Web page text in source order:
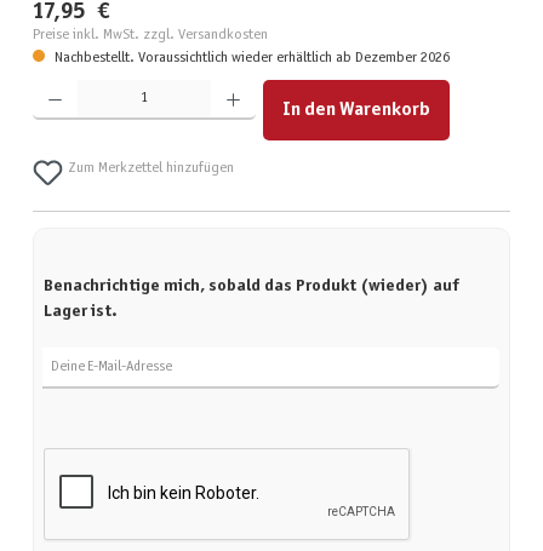
17,95 €
Preise inkl. MwSt. zzgl. Versandkosten
Nachbestellt. Voraussichtlich wieder erhältlich ab Dezember 2026
Produkt Anzahl: Gib den gewünschten Wert ein oder benutze die Schaltflächen um die Anzahl zu
In den Warenkorb
Zum Merkzettel hinzufügen
Benachrichtige mich, sobald das Produkt (wieder) auf
Lager ist.